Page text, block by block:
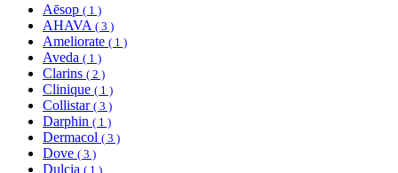
Aēsop ( 1 )
AHAVA ( 3 )
Ameliorate ( 1 )
Aveda ( 1 )
Clarins ( 2 )
Clinique ( 1 )
Collistar ( 3 )
Darphin ( 1 )
Dermacol ( 3 )
Dove ( 3 )
Dulcia ( 1 )